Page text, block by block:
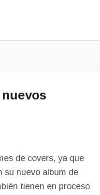
de covers, ya que
su nuevo album de
tienen en proceso